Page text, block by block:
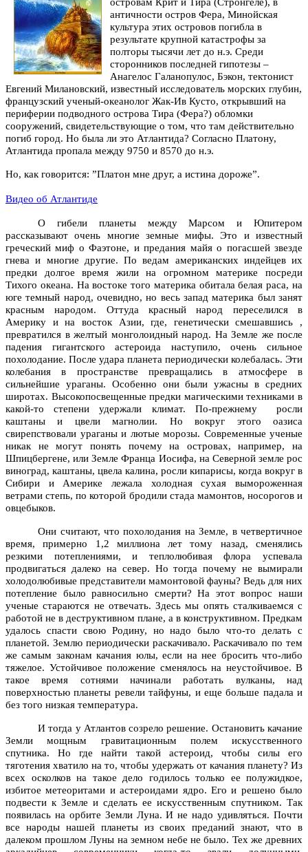
античности остров Фера, Минойская
культура этих островов погибла в
результате крупной катастрофы за
полторы тысячи лет до н.э. Среди
сторонников последней гипотезы –
Анагелос Галанопулос, Бэкон, тектонист
Евгений Милановский, известный исследователь морских глубин,
французский ученый-океанолог Жак-Ив Кусто, открывший на
периферии подводного острова Тира (Фера?) обломки
сооружений, свидетельствующие о том, что там действительно
погиб город. Но была ли это Атлантида? Согласно Платону,
Атлантида пропала между 9750 и 8570 до н.э.
Но, как говорится: ”Платон мне друг, а истина дороже”.
Видео об Атлантиде
О гибели планеты между Марсом и Юпитером
рассказывают очень многие земные мифы. Это и известный
греческий миф о Фаэтоне, и предания майя о погасшей звезде
гнева и многие другие. По ведам американских индейцев их
предки долгое время жили на огромном материке посреди
Тихого океана. На востоке того материка обитала белая раса, на
юге темный народ, очевидно, но весь запад материка был занят
красным народом. Оттуда красный народ переселился в
Америку и на восток Азии, где, генетически смешавшись ,
превратился в желтый монголоидный народ. На Земле же после
падения гигантского астероида наступило, очень сильное
похолодание. После удара планета периодически колебалась. Эти
колебания в пространстве превращались в атмосфере в
сильнейшие ураганы. Особенно они были ужасны в средних
широтах. Высокопосвещенные предки магическими техниками в
какой‑то степени удержали климат. По‑прежнему росли
каштаны и цвели магнолии. Но вокруг этого оазиса
свирепствовали ураганы и лютые морозы. Современные ученые
никак не могут понять почему на островах, например, на
Шпицбергене, или Земле Франца Иосифа, на Северной земле рос
виноград, каштаны, цвела калина, росли кипарисы, когда вокруг в
Сибири и Америке лежала холодная сухая вымороженная
ветрами степь, по которой бродили стада мамонтов, носорогов и
овцебыков.
Они считают, что похолодания на Земле, в четвертичное
время, примерно 1,2 миллиона лет тому назад, сменялись
резкими потеплениями, и теплолюбивая флора успевала
продвигаться далеко на север. Но тогда почему не вымирали
холодолюбивые представители мамонтовой фауны? Ведь для них
потепление было равносильно смерти? На этот вопрос наши
ученые стараются не отвечать. Здесь мы опять сталкиваемся с
работой не в деструктивном плане, а в конструктивном. Предкам
удалось спасти свою Родину, но надо было что‑то делать с
планетой. Землю периодически раскачивало. Раскачивало по тем
же самым законам качания юлы, если на нее бросить что‑либо
тяжелое. Устойчивое положение сменялось на неустойчивое. В
такое время сотнями начинали работать вулканы, над
поверхностью планеты ревели тайфуны, и еще больше падала и
без того низкая температура.
И тогда у Атлантов созрело решение. Остановить качание
Земли мощным гравитационным полем искусственного
спутника. Но где найти такой астероид, чтобы силы его
тяготения хватило на то, чтобы удержать от качания планету? Из
всех осколков на такое дело годилось только ее полужидкое,
избитое метеоритами и астероидами ядро. Его и решено было
подвести к Земле и сделать ее искусственным спутником. Так
появилась на орбите Земли Луна. И не надо удивляться. Почти
все народы нашей планеты из своих преданий знают, что в
далеком прошлом Луны на земном небе не было. Тех же древних